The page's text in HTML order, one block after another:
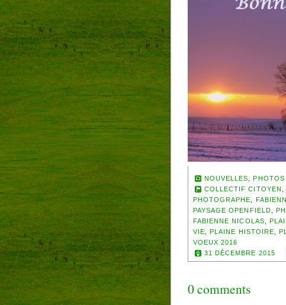
NOUVELLES ,PHOTOS
COLLECTIF CITOYEN
PHOTOGRAPHE
PAYSAGE OPENFIELD ,
FABIENNE NICOLAS
VIE
PLAINE HISTOIRE ,
VOEUX 2016
31 DÉCEMBRE 2015
0 comments